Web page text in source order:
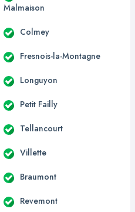
Malmaison
Colmey
Fresnois-la-Montagne
Longuyon
Petit Failly
Tellancourt
Villette
Braumont
Revemont